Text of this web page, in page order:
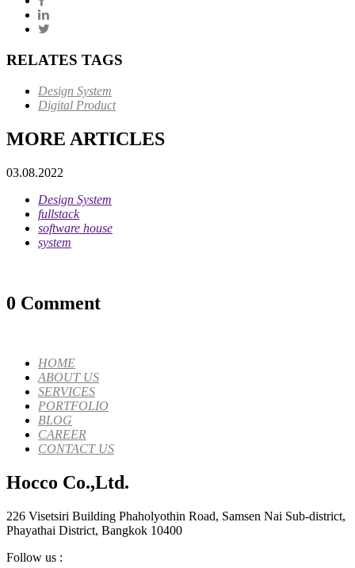
RELATES TAGS
Design System
Digital Product
MORE ARTICLES
03.08.2022
Design System
fullstack
software house
system
0 Comment
HOME
ABOUT US
SERVICES
PORTFOLIO
BLOG
CAREER
CONTACT US
Hocco Co.,Ltd.
226 Visetsiri Building Phaholyothin Road, Samsen Nai Sub-district,
Phayathai District, Bangkok 10400
Follow us :